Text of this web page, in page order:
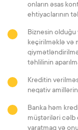
onların əsas
ehtiyaclarının
Biznesin
keçirilməklə və
təhlilinin
Kreditin
neqativ
Banka həm
müştəriləri